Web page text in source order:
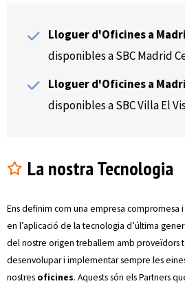
Lloguer d'Oficines a
disponibles a SBC Madrid
Lloguer d'Oficines a
disponibles a SBC Villa El
La nostra Tecnologia
Ens definim com una empresa compromesa
en l’aplicació de la tecnologia d’última
del nostre origen treballem amb proveïdors
desenvolupar i implementar sempre les
nostres oficines. Aquests són els Partners